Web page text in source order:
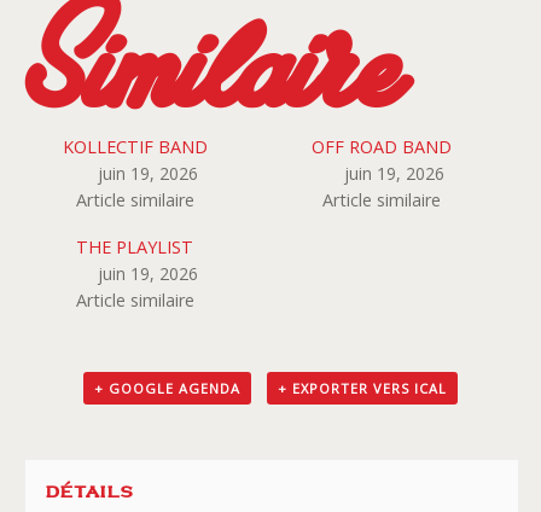
Similaire
KOLLECTIF BAND
juin 19, 2026
Article similaire
OFF ROAD BAND
juin 19, 2026
Article similaire
THE PLAYLIST
juin 19, 2026
Article similaire
+ GOOGLE AGENDA + EXPORTER VERS ICAL
DÉTAILS